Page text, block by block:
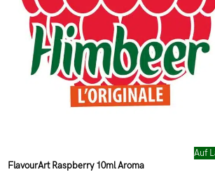
Auf
FlavourArt Raspberry 10ml Aroma